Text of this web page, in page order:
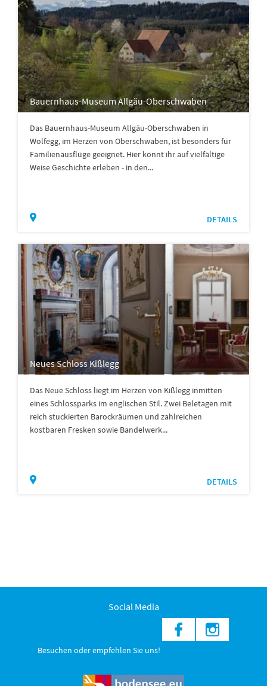
Bauernhaus-Museum Allgäu-Oberschwaben
Das Bauernhaus-Museum Allgäu-Oberschwaben in
Wolfegg, im Herzen von Oberschwaben, ist besonders für
Familienausflüge geeignet. Hier könnt ihr auf vielfältige
Weise Geschichte erleben - in den...
DETAILS
Neues Schloss Kißlegg
Das Neue Schloss liegt im Herzen von Kißlegg inmitten
eines Schlossparks im englischen Stil. Zwei Beletagen mit
reich stuckierten Barockräumen und zahlreichen
kostbaren Fresken sowie Bandelwerk...
DETAILS
Social Media
Besuchen oder empfehlen Sie uns!